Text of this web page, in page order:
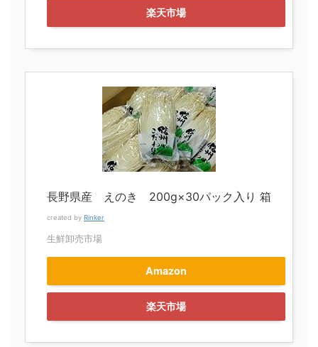
楽天市場
長野県産 えのき 200g×30パック入り 箱
created by Rinker
生鮮卸売市場
Amazon
楽天市場